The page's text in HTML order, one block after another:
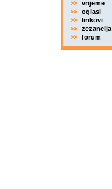
vrijeme
oglasi
linkovi
zezancija
forum